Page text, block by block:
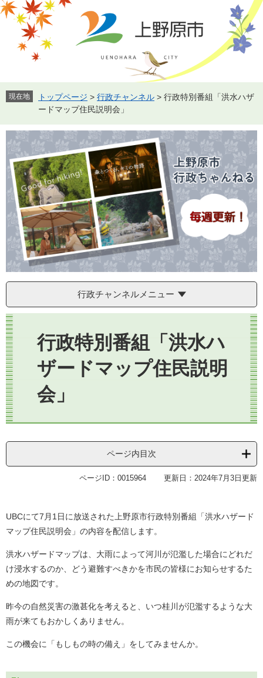
ペ
ー
す。
メ
ニ
し
て
文
へ
現在地 トップページ > 行政チャンネル > 行政特別番組「洪水ハザ
ードマップ住民説明会」
行政チャンネルメニュー
本
文
行政特別番組「洪水ハ
ザードマップ住民説明
会」
ページ内目次
ページID：0015964 更新日：2024年7月3日更新
UBCにて7月1日に放送された上野原市行政特別番組「洪水ハザード
マップ住民説明会」の内容を配信します。
洪水ハザードマップは、大雨によって河川が氾濫した場合にどれだ
け浸水するのか、どう避難すべきかを市民の皆様にお知らせするた
めの地図です。
昨今の自然災害の激甚化を考えると、いつ桂川が氾濫するような大
雨が来てもおかしくありません。
この機会に「もしもの時の備え」をしてみませんか。